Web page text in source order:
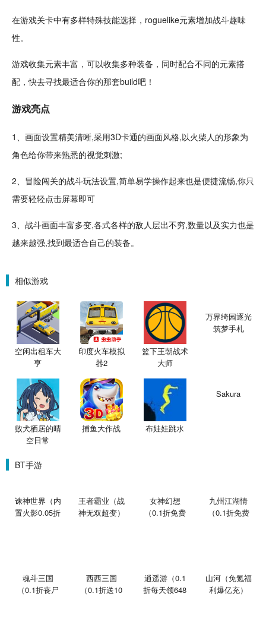
在游戏关卡中有多样特殊技能选择，roguelike元素增加战斗趣味
性。
游戏收集元素丰富，可以收集多种装备 ，同时配合不同的元素搭
配，快去寻找最适合你的那套build吧！
游戏亮点
1、画面设置精美清晰,采用3D卡通的画面风格,以火柴人的形象为
角色给你带来熟悉的视觉刺激;
2、 冒险闯关的战斗玩法设置,简单易学操作起来也是便捷流畅,你只
需要轻轻点击屏幕即可
3、战斗画面丰富多变,各式各样的敌人层出不穷,数量以及实力也是
越来越强,找到最适合自己的装备。
相似游戏
空闲出租车大
亨
印度火车模拟
器2
篮下王朝战术
大师
万界绮园逐光
筑梦手札
败犬栖居的晴
空日常
捕鱼大作战 布娃娃跳水
Sakura
BT手游
诛神世界（内
置火影0.05折
王者霸业（战
神无双超变）
女神幻想
（0.1折免费
九州江湖情
（0.1折免费
魂斗三国
（0.1折丧尸
西西三国
（0.1折送10
逍遥游（0.1
折每天领648
山河（免氪福
利爆亿充）